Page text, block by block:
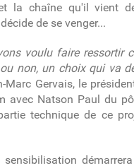
la chaîne qu'il vient
de se venger...
voulu faire ressortir
non, un choix qui va
Marc Gervais, le
avec Natson Paul du
technique de ce
sensibilisation